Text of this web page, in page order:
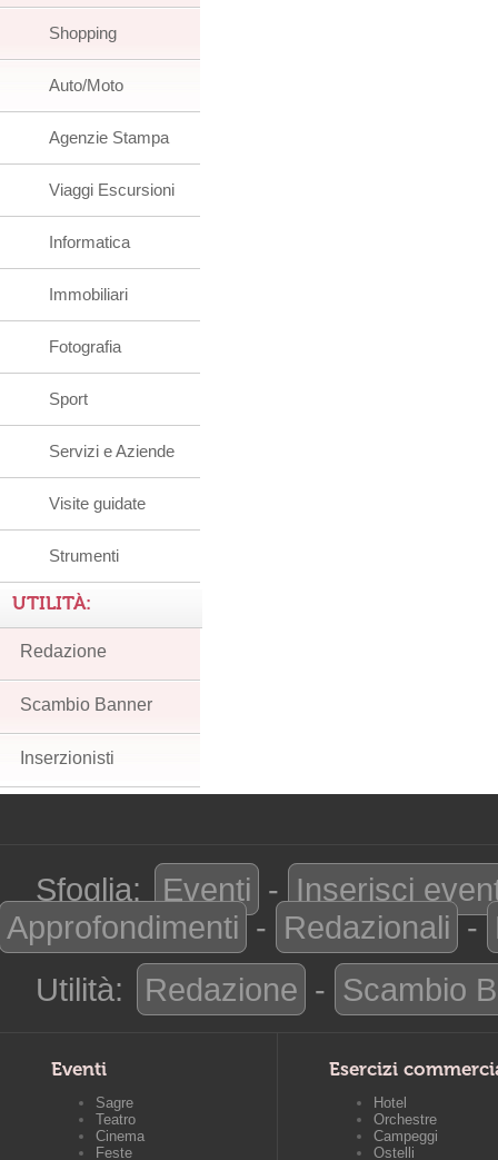
Shopping
Auto/Moto
Agenzie Stampa
Viaggi Escursioni
Informatica
Immobiliari
Fotografia
Sport
Servizi e Aziende
Visite guidate
Strumenti
UTILITÀ:
Redazione
Scambio Banner
Inserzionisti
Sfoglia: Eventi - Inserisci
Approfondimenti - Redazionali -
Utilità:
Redazione - Scambio
Eventi
Sagre
Teatro
Cinema
Feste
Esercizi
Hotel
Orchestre
Campeggi
Ostelli